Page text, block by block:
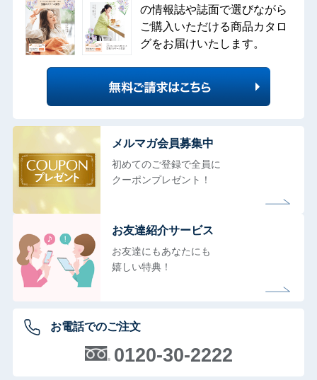
の情報誌や誌面で選びながら
ご購入いただける商品カタロ
グをお届けいたします。
メルマガ会員募集中
初めてのご登録で全員に
クーポンプレゼント！
お友達紹介サービス
お友達にもあなたにも
嬉しい特典！
お電話でのご注文
0120-30-2222